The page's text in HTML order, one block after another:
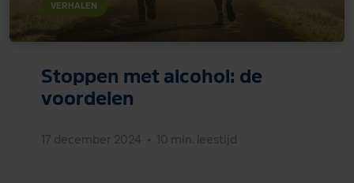
VERHALEN
Stoppen met alcohol: de
voordelen
17 december 2024 • 10 min. leestijd